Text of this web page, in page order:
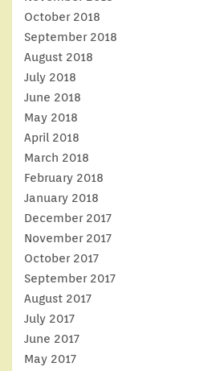
October 2018
September 2018
August 2018
July 2018
June 2018
May 2018
April 2018
March 2018
February 2018
January 2018
December 2017
November 2017
October 2017
September 2017
August 2017
July 2017
June 2017
May 2017